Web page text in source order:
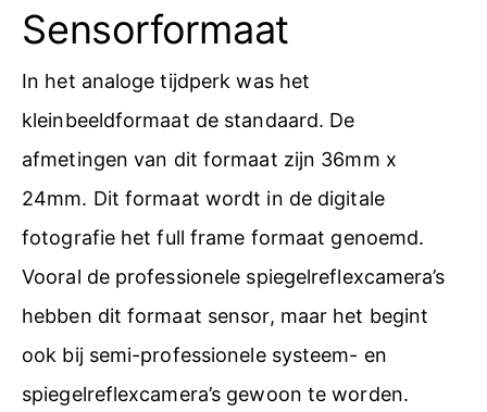
Sensorformaat
In het analoge tijdperk was het
kleinbeeldformaat de standaard. De
afmetingen van dit formaat zijn 36mm x
24mm. Dit formaat wordt in de digitale
fotografie het full frame formaat genoemd.
Vooral de professionele spiegelreflexcamera’s
hebben dit formaat sensor, maar het begint
ook bij semi-professionele systeem- en
spiegelreflexcamera’s gewoon te worden.